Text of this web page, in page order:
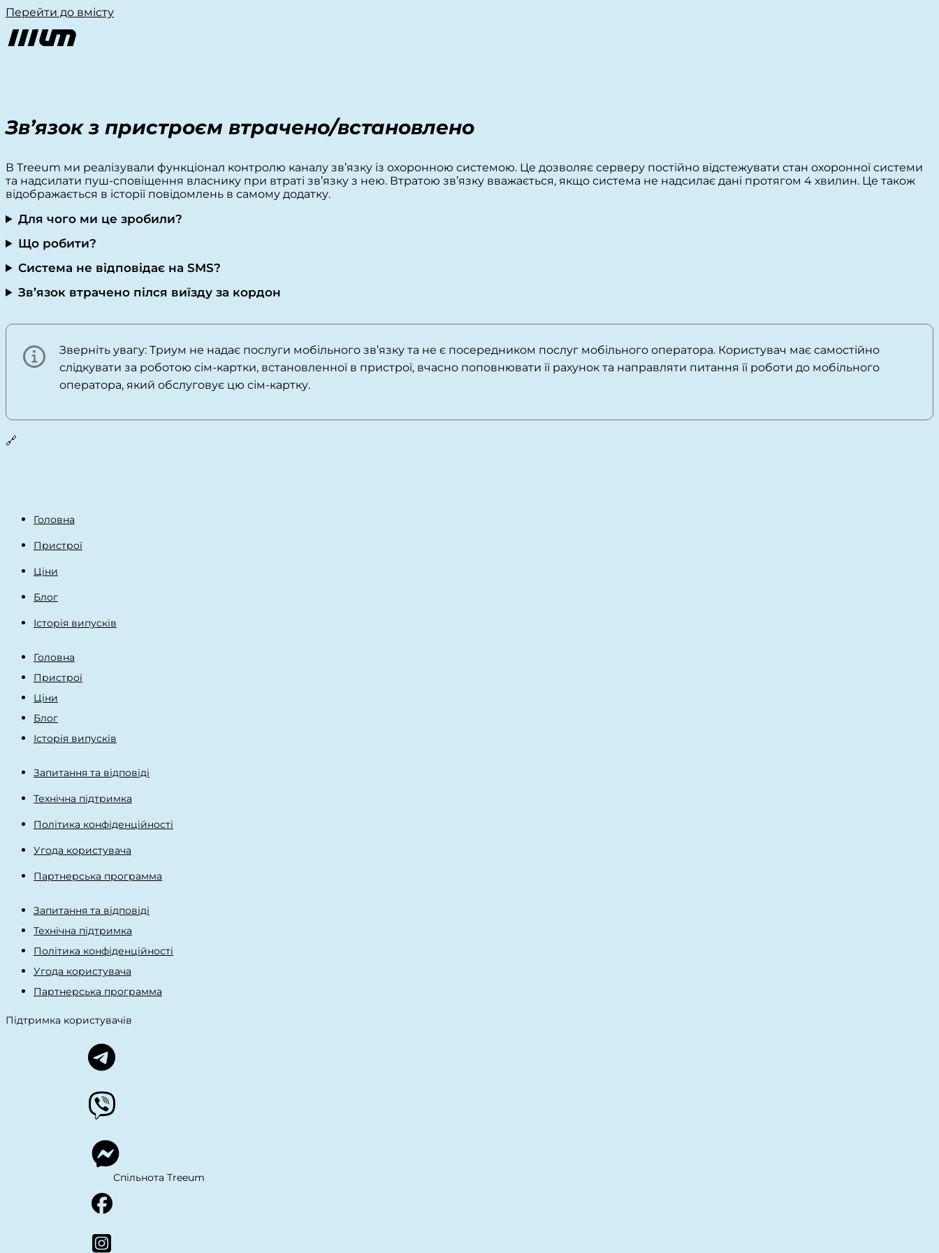
Перейти до вмісту
Зв’язок з пристроєм втрачено/встановлено
В Treeum ми реалізували функціонал контролю каналу зв’язку із охоронною системою. Це дозволяє серверу постійно відстежувати стан охоронної системи
та надсилати пуш-сповіщення власнику при втраті зв’язку з нею. Втратою зв’язку вважається, якщо система не надсилає дані протягом 4 хвилин. Це також
відображається в історії повідомлень в самому додатку.
Для чого ми це зробили?
Що робити?
Система не відповідає на SMS?
Зв’язок втрачено пілся виїзду за кордон
Зверніть увагу: Триум не надає послуги мобільного зв’язку та не є посередником послуг мобільного оператора. Користувач має самостійно
слідкувати за роботою сім-картки, встановленної в пристрої, вчасно поповнювати її рахунок та направляти питання її роботи до мобільного
оператора, який обслуговує цю сім-картку.
🔗
Головна
Пристрої
Ціни
Блог
Історія випусків
Головна
Пристрої
Ціни
Блог
Історія випусків
Запитання та відповіді
Технічна підтримка
Політика конфіденційності
Угода користувача
Партнерська программа
Запитання та відповіді
Технічна підтримка
Політика конфіденційності
Угода користувача
Партнерська программа
Підтримка користувачів
Спільнота Treeum